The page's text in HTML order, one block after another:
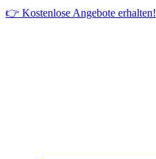
👉 Kostenlose Angebote erhalten!